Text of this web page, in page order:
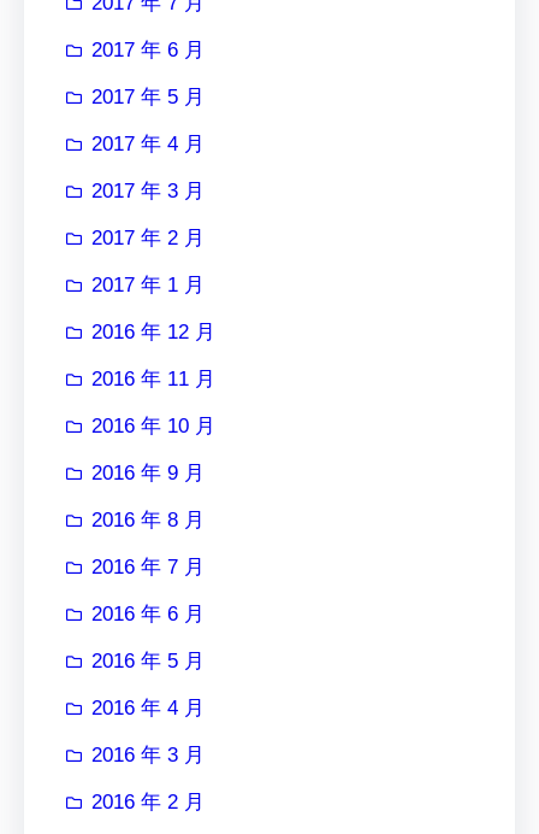
2017 年 6 月
2017 年 5 月
2017 年 4 月
2017 年 3 月
2017 年 2 月
2017 年 1 月
2016 年 12 月
2016 年 11 月
2016 年 10 月
2016 年 9 月
2016 年 8 月
2016 年 7 月
2016 年 6 月
2016 年 5 月
2016 年 4 月
2016 年 3 月
2016 年 2 月